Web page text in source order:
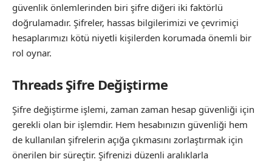
güvenlik önlemlerinden biri şifre diğeri iki faktörlü
doğrulamadır. Şifreler, hassas bilgilerimizi ve çevrimiçi
hesaplarımızı kötü niyetli kişilerden korumada önemli bir
rol oynar.
Threads Şifre Değiştirme
Şifre değiştirme işlemi, zaman zaman hesap güvenliği için
gerekli olan bir işlemdir. Hem hesabınızın güvenliği hem
de kullanılan şifrelerin açığa çıkmasını zorlaştırmak için
önerilen bir süreçtir. Şifrenizi düzenli aralıklarla